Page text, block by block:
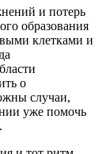
и потерь
образования
клетками и
о
случаи,
уже помочь